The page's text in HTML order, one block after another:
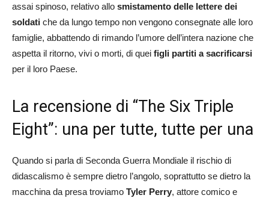
assai spinoso, relativo allo smistamento delle lettere dei
soldati che da lungo tempo non vengono consegnate alle loro
famiglie, abbattendo di rimando l’umore dell’intera nazione che
aspetta il ritorno, vivi o morti, di quei figli partiti a sacrificarsi
per il loro Paese.
La recensione di “The Six Triple
Eight”: una per tutte, tutte per una
Quando si parla di Seconda Guerra Mondiale il rischio di
didascalismo è sempre dietro l’angolo, soprattutto se dietro la
macchina da presa troviamo Tyler Perry, attore comico e